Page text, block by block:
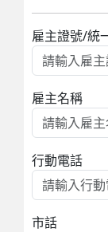
雇主證號/統
雇主名稱
行動電話
市話